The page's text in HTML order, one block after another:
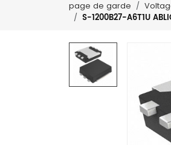
page de garde
S-1200B27-A6T1U